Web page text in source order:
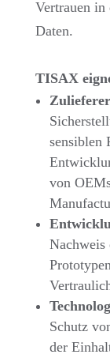
Vertrauen in
Daten.
TISAX
sensiblen
von
Nachweis
Schutz
der